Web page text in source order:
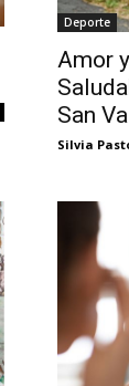
Deporte
Amor
San
Silvia